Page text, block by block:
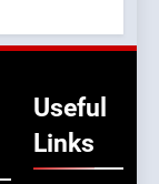
Useful
Links